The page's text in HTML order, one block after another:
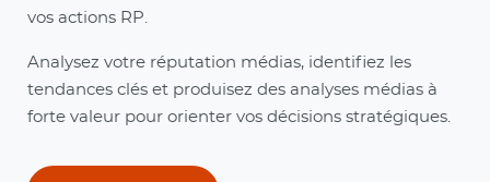
vos actions RP.
Analysez votre réputation médias, identifiez les
tendances clés et produisez des analyses médias à
forte valeur pour orienter vos décisions stratégiques.